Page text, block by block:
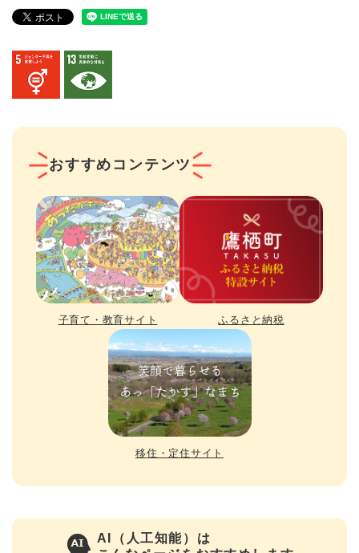
おすすめコンテンツ
子育て・教育サイト ふるさと納税
移住・定住サイト
AI（人工知能）は